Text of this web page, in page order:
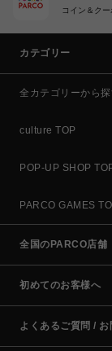
コイン＆ク
カテゴリー
全カテゴリーから探
culture TOP
POP-UP SHOP
PARCO GAMES
全国のPARCO店舗
初めてのお客様へ
よくあるご質問 /